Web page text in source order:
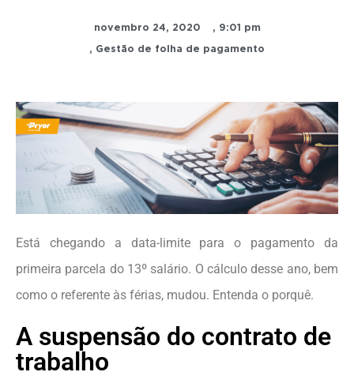
novembro 24, 2020 , 9:01 pm
, Gestão de folha de pagamento
Está chegando a data-limite para o pagamento da
primeira parcela do 13º salário. O cálculo desse ano, bem
como o referente às férias, mudou. Entenda o porquê.
A suspensão do contrato de
trabalho